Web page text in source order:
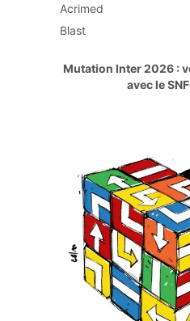
Acrimed
Blast
Mutation Inter 2026 :
avec le